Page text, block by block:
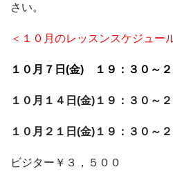
さい。
＜１０月のレッスンスケジュー
１０月７日(金) １９：３０～２
１０月１４日(金)１９：３０～
１０月２１日(金)１９：３０～
ビジター￥３，５００